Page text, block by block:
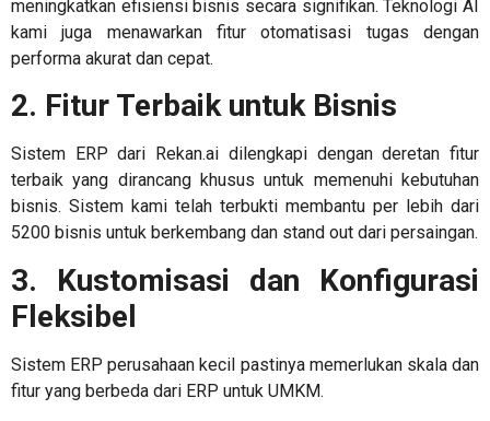
meningkatkan efisiensi bisnis secara signifikan. Teknologi AI
kami juga menawarkan fitur otomatisasi tugas dengan
performa akurat dan cepat.
2. Fitur Terbaik untuk Bisnis
Sistem ERP dari Rekan.ai dilengkapi dengan deretan fitur
terbaik yang dirancang khusus untuk memenuhi kebutuhan
bisnis. Sistem kami telah terbukti membantu per lebih dari
5200 bisnis untuk berkembang dan stand out dari persaingan.
3. Kustomisasi dan Konfigurasi
Fleksibel
Sistem ERP perusahaan kecil pastinya memerlukan skala dan
fitur yang berbeda dari ERP untuk UMKM.